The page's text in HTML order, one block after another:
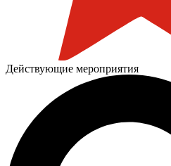
Действующие мероприятия